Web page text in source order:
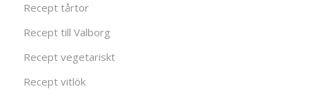
Recept tårtor
Recept till Valborg
Recept vegetariskt
Recept vitlök